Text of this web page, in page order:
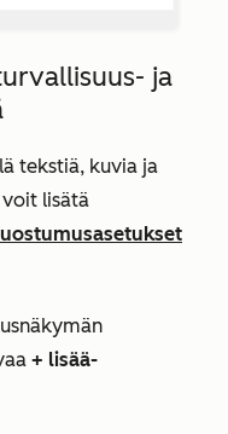
ja
tekstiä, kuvia ja
lisätä
+ lisää-